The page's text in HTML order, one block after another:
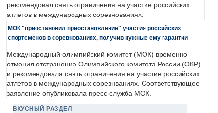
рекомендовал снять ограничения на участие российских
атлетов в международных соревнованиях.
МОК "приостановил приостановление" участия российских
спортсменов в соревнованиях, получив нужные ему гарантии
Международный олимпийский комитет (МОК) временно
отменил отстранение Олимпийского комитета России (ОКР)
и рекомендовала снять ограничения на участие российских
атлетов в международных соревнваниях. Соответствующее
заявление опубликовала пресс-служба МОК.
ВКУСНЫЙ РАЗДЕЛ